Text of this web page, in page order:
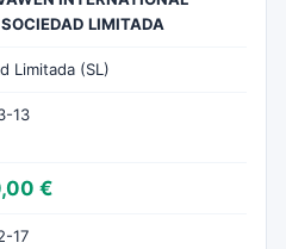
LIMITADA
Limitada (SL)
13
€
17